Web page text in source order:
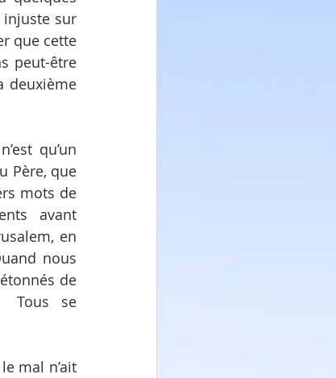
injuste sur
que cette
peut-être
deuxième
qu’un
Père, que
mots de
avant
en
nous
de
Tous se
mal n’ait